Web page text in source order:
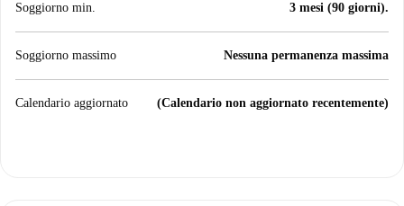
Soggiorno min. 3 mesi (90 giorni).
Soggiorno massimo Nessuna permanenza massima
Calendario aggiornato (Calendario non aggiornato recentemente)